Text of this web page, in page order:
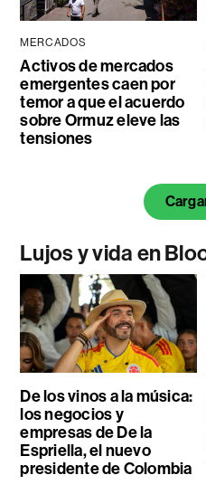
MERCADOS
Activos de mercados
emergentes caen por
temor a que el acuerdo
sobre Ormuz eleve las
tensiones
Lujos y vida en
De los vinos a la música:
los negocios y
empresas de De la
Espriella, el nuevo
presidente de Colombia